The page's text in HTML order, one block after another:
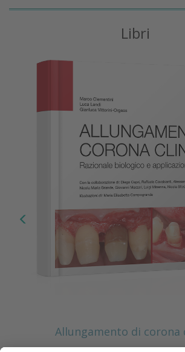
Libri
Allungamento di corona